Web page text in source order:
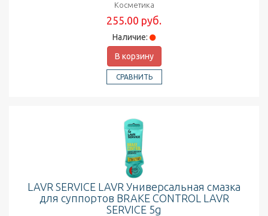
Косметика
255.00 руб.
Наличие:
В корзину
СРАВНИТЬ
LAVR SERVICE LAVR Универсальная смазка
для суппортов BRAKE CONTROL LAVR
SERVICE 5g